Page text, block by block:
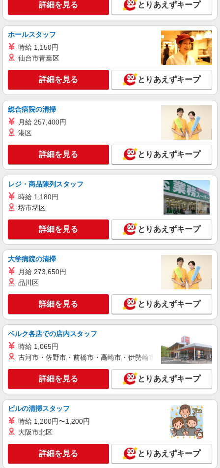
株式会社テクノ・サービス/お仕事No/0919604
大阪府門真市 ＊バイク通勤OK
キープ 詳細を見る
派遣社員
戦力エージェント株式会社
倉庫内での日用品の棚入れ・ピッキング作業
時給1250円＋交通費（規定あり） ☆日払い・
週払いも対応しております！ 【当社独自の手
当】 世帯主手当（3,000円）、家族手当（配偶
者1万円、お子様一人5,000円）あり 【月収例】 時
給1250円×８H×22日＝220,000円
大阪府門真市内
詳細を見る
派遣社員
戦力エージェント株式会社
ラック部品のセットして次の工程に流すだけの
お仕事
時給1350円＋交通費（規定あり） ☆日払い・
週払いも対応しております！ 【当社独自の手当
↓】 住宅手当（3,000円〜5,000円）、家族手当
（配偶者1万円、お子様一人5,000円）あり
詳細を見る
株式会社テクノ・サービス/お仕事No/0900340
仕分け作業
大阪府門真市 ＊バイク通勤OK
キープ 詳細を見る
派遣社員
戦力エージェント株式会社
薬局商品の仕分け・ピッキング作業
時給1,200円〜＋交通費（規定あり） ☆日払
い・週払いも対応しております！ 【当社独自の手
当】 世帯主手当（3,000円）、家族手当（配偶
者1万円、お子様一人5,000円）あり
大阪府門真市四宮
詳細を見る とりあえずキープ
ホールスタッフ
時給 1,150円
仙台市青葉区
詳細を見る とりあえずキープ
総合病院の清掃
月給 257,400円
港区
詳細を見る とりあえずキープ
レジ・商品陳列スタッフ
時給 1,180円
堺市堺区
詳細を見る とりあえずキープ
大学病院の清掃
月給 273,650円
品川区
詳細を見る とりあえずキープ
ベルク各店での店内スタッフ
時給 1,065円
古河市・佐野市・前橋市・高崎市・伊勢崎市・太田市・館林市
詳細を見る とりあえずキープ
ビルの清掃スタッフ
時給 1,200円〜1,200円
大阪市北区
詳細を見る とりあえずキープ